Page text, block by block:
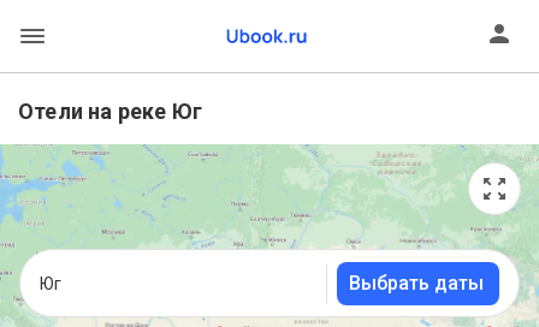
Отели на реке Юг
Юг Выбрать даты